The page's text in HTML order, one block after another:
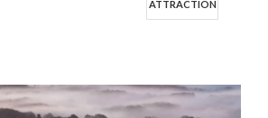
ATTRACTION